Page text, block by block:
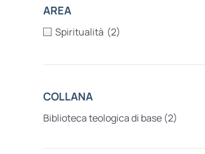
AREA
Spiritualità (2)
COLLANA
Biblioteca teologica di base (2)